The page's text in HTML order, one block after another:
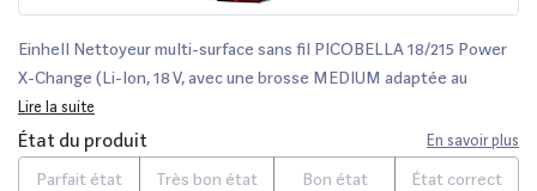
Einhell Nettoyeur multi-surface sans fil PICOBELLA 18/215 Power
X-Change (Li-Ion, 18 V, avec une brosse MEDIUM adaptée au
nettoyage des surfaces en pierre, vendu sans batterie)
Lire la suite
État du produit En savoir plus
Parfait état Très bon état Bon état État correct